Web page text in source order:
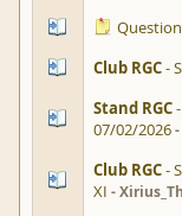
Club RGC-
Stand RGC
07/02/2026
Club RGC-
XI